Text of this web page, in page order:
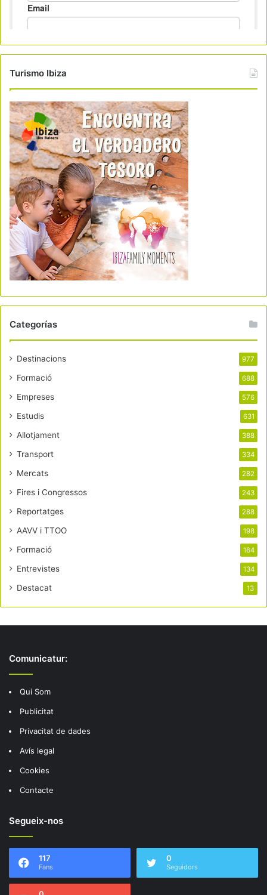
Turismo Ibiza
Categorías
Destinacions 977
Formació 688
Empreses 576
Estudis 631
Allotjament 388
Transport 334
Mercats 282
Fires i Congressos 243
Reportatges 288
AAVV i TTOO 198
Formació 164
Entrevistes 134
Destacat 13
Comunicatur:
Qui Som
Publicitat
Privacitat de dades
Avís legal
Cookies
Contacte
Segueix-nos
117
Fans
0
Seguidors